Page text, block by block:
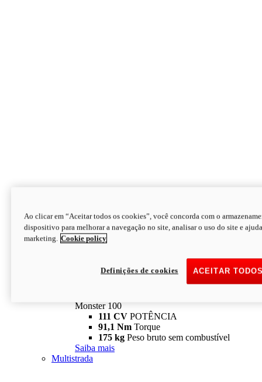
Monster
Monster 100
111 CV POTÊNCIA
91,1 Nm Torque
175 kg Peso bruto sem combustível
Saiba mais
Multistrada
Ao clicar em “Aceitar todos os cookies”, você concorda com o
dispositivo para melhorar a navegação no site, analisar o uso do site e
marketing. Cookie policy
ACEITAR
Definições de cookies